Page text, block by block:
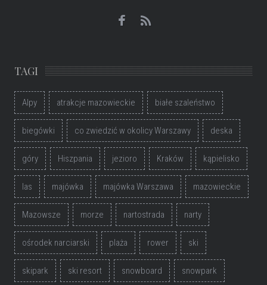
TAGI
Alpy atrakcje mazowieckie białe szaleństwo
biegówki co zwiedzić w okolicy Warszawy deska
góry Hiszpania jezioro Kraków kąpielisko
las majówka majówka Warszawa mazowieckie
Mazowsze morze nartostrada narty
ośrodek narciarski plaża rower ski
skipark ski resort snowboard snowpark